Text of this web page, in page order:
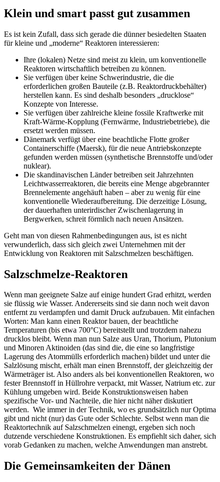
Klein und smart passt gut zusammen
Es ist kein Zufall, dass sich gerade die dünner besiedelten Staaten
für kleine und „moderne“ Reaktoren interessieren:
Ihre (lokalen) Netze sind meist zu klein, um konventionelle
Reaktoren wirtschaftlich betreiben zu können.
Sie verfügen über keine Schwerindustrie, die die
erforderlichen großen Bauteile (z.B. Reaktordruckbehälter)
herstellen kann. Es sind deshalb besonders „drucklose“
Konzepte von Interesse.
Sie verfügen über zahlreiche kleine fossile Kraftwerke mit
Kraft-Wärme-Kopplung (Fernwärme, Industriebetriebe), die
ersetzt werden müssen.
Dänemark verfügt über eine beachtliche Flotte großer
Containerschiffe (Maersk), für die neue Antriebskonzepte
gefunden werden müssen (synthetische Brennstoffe und/oder
nuklear).
Die skandinavischen Länder betreiben seit Jahrzehnten
Leichtwasserreaktoren, die bereits eine Menge abgebrannter
Brennelemente angehäuft haben – aber zu wenig für eine
konventionelle Wiederaufbereitung. Die derzeitige Lösung,
der dauerhaften unterirdischer Zwischenlagerung in
Bergwerken, schreit förmlich nach neuen Ansätzen.
Geht man von diesen Rahmenbedingungen aus, ist es nicht
verwunderlich, dass sich gleich zwei Unternehmen mit der
Entwicklung von Reaktoren mit Salzschmelzen beschäftigen.
Salzschmelze-Reaktoren
Wenn man geeignete Salze auf einige hundert Grad erhitzt, werden
sie flüssig wie Wasser. Andererseits sind sie dann noch weit davon
entfernt zu verdampfen und damit Druck aufzubauen. Mit einfachen
Worten: Man kann einen Reaktor bauen, der beachtliche
Temperaturen (bis etwa 700°C) bereitstellt und trotzdem nahezu
drucklos bleibt. Wenn man nun Salze aus Uran, Thorium, Plutonium
und Minoren Aktinoiden (das sind die, die eine so langfristige
Lagerung des Atommülls erforderlich machen) bildet und unter die
Salzlösung mischt, erhält man einen Brennstoff, der gleichzeitig der
Wärmeträger ist. Also anders als bei konventionellen Reaktoren, wo
fester Brennstoff in Hüllrohre verpackt, mit Wasser, Natrium etc. zur
Kühlung umgeben wird. Beide Konstruktionsweisen haben
spezifische Vor- und Nachteile, die hier nicht näher diskutiert
werden. Wie immer in der Technik, wo es grundsätzlich nur Optima
gibt und nicht (nur) das Gute oder Schlechte. Selbst wenn man die
Reaktortechnik auf Salzschmelzen einengt, ergeben sich noch
dutzende verschiedene Konstruktionen. Es empfiehlt sich daher, sich
vorab Gedanken zu machen, welche Anwendungen man anstrebt.
Die Gemeinsamkeiten der Dänen